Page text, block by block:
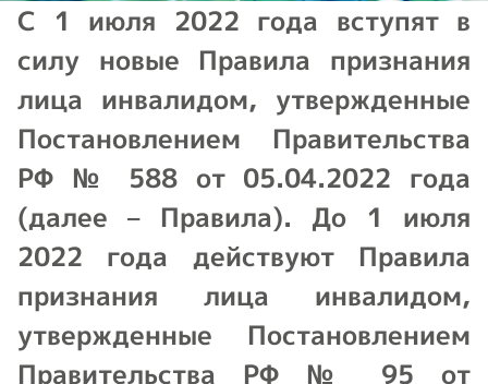
С 1 июля 2022 года вступят в
силу новые Правила признания
лица инвалидом, утвержденные
Постановлением Правительства
РФ № 588 от 05.04.2022 года
(далее – Правила). До 1 июля
2022 года действуют Правила
признания лица инвалидом,
утвержденные Постановлением
Правительства РФ № 95 от